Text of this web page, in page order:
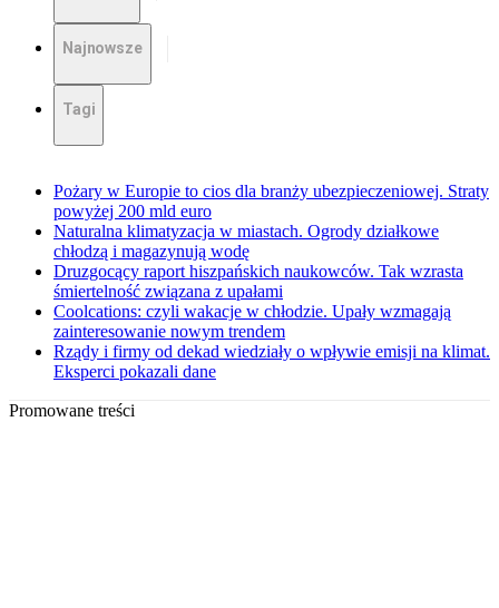
Najnowsze
Tagi
Pożary w Europie to cios dla branży ubezpieczeniowej. Straty
powyżej 200 mld euro
Naturalna klimatyzacja w miastach. Ogrody działkowe
chłodzą i magazynują wodę
Druzgocący raport hiszpańskich naukowców. Tak wzrasta
śmiertelność związana z upałami
Coolcations: czyli wakacje w chłodzie. Upały wzmagają
zainteresowanie nowym trendem
Rządy i firmy od dekad wiedziały o wpływie emisji na klimat.
Eksperci pokazali dane
Promowane treści